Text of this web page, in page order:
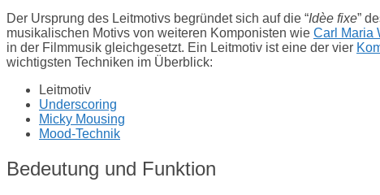
Der Ursprung des Leitmotivs begründet sich auf die “Idèe fixe”
musikalischen Motivs von weiteren Komponisten wie Carl Maria
in der Filmmusik gleichgesetzt. Ein Leitmotiv ist eine der vier
wichtigsten Techniken im Überblick:
Leitmotiv
Underscoring
Micky Mousing
Mood-Technik
Bedeutung und Funktion